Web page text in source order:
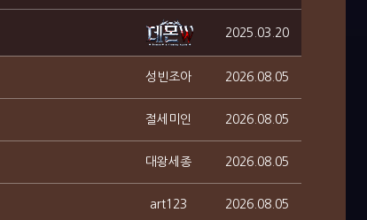
2025.03.20
성빈조아 2026.08.05
절세미인 2026.08.05
대왕세종 2026.08.05
art123 2026.08.05